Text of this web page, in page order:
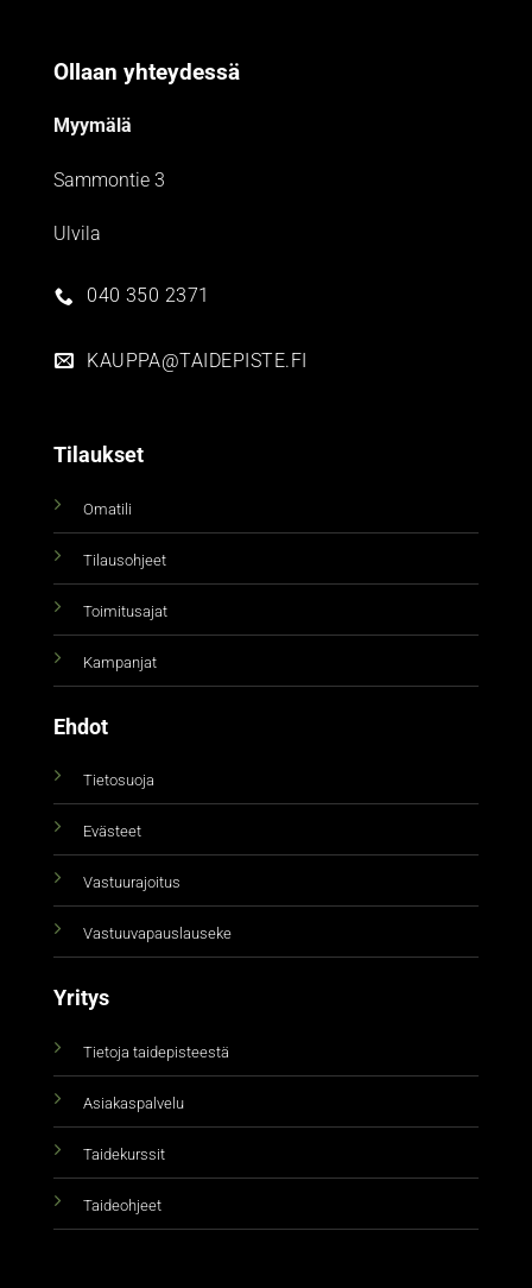
Ollaan yhteydessä
Myymälä
Sammontie 3
Ulvila
040 350 2371
KAUPPA@TAIDEPISTE.FI
Tilaukset
Omatili
Tilausohjeet
Toimitusajat
Kampanjat
Ehdot
Tietosuoja
Evästeet
Vastuurajoitus
Vastuuvapauslauseke
Yritys
Tietoja taidepisteestä
Asiakaspalvelu
Taidekurssit
Taideohjeet